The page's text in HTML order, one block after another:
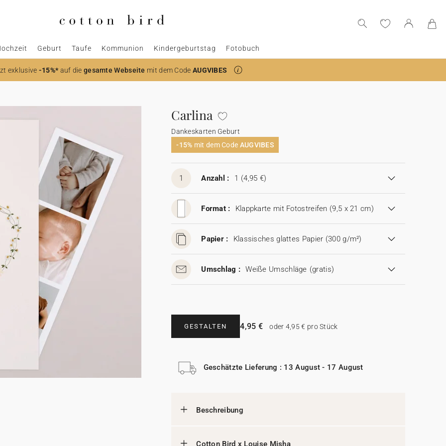
Geburt Taufe Kommunion Kindergeburtstag Fotobuch
exklusive -15%*auf die gesamte Webseite mit dem Code AUGVIBES
Carlina
Dankeskarten Geburt
-15% mit dem Code AUGVIBES
1 Anzahl : 1 (4,95 €)
Format : Klappkarte mit Fotostreifen (9,5 x 21 cm)
Papier : Klassisches glattes Papier (300 g/m²)
Umschlag : Weiße Umschläge (gratis)
GESTALTEN 4,95 € oder 4,95 € pro Stück
Geschätzte Lieferung : 13 August - 17 August
Beschreibung
Cotton Bird x Louise Misha